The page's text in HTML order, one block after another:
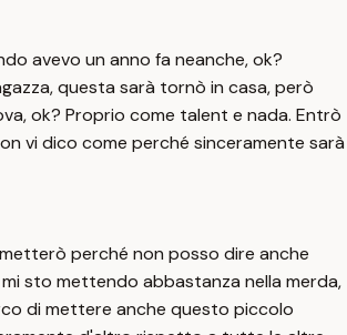
avevo un anno fa neanche, ok?
questa sarà tornò in casa, però
ok? Proprio come talent e nada. Entrò
vi dico come perché sinceramente sarà
perché non posso dire anche
sto mettendo abbastanza nella merda,
di mettere anche questo piccolo